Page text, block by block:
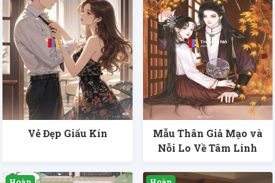
Vẻ Đẹp Giấu Kín
Mẫu Thân Giả Mạo và
Nỗi Lo Về Tâm Linh